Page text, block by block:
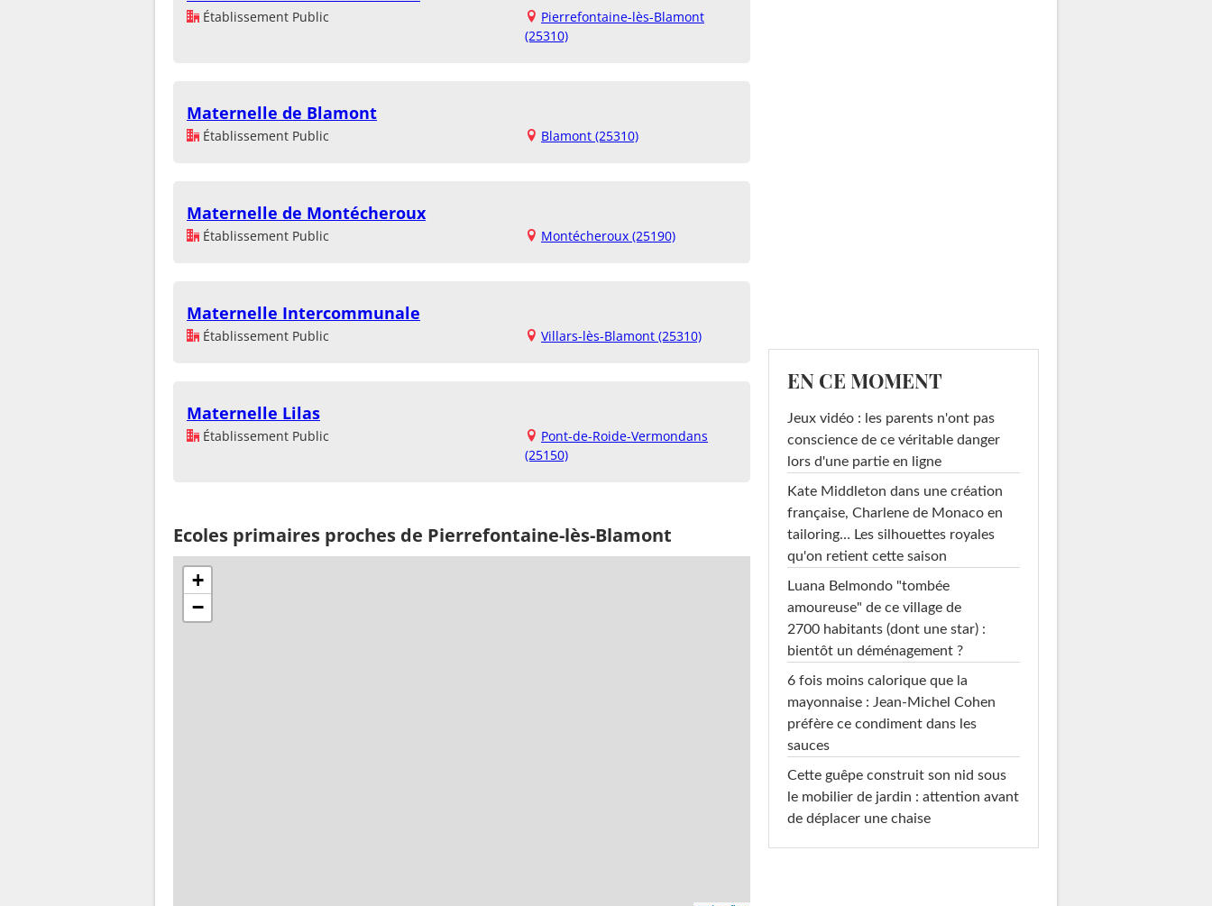
Établissement Public
Pierrefontaine-lès-Blamont
(25310)
Maternelle de Blamont
Établissement Public Blamont (25310)
Maternelle de Montécheroux
Établissement Public Montécheroux (25190)
Maternelle Intercommunale
Établissement Public Villars-lès-Blamont (25310)
Maternelle Lilas
Établissement Public
Pont-de-Roide-Vermondans
(25150)
Ecoles primaires proches de Pierrefontaine-lès-Blamont
+
−
EN CE MOMENT
Jeux vidéo : les parents n'ont pas
conscience de ce véritable danger
lors d'une partie en ligne
Kate Middleton dans une création
française, Charlene de Monaco en
tailoring… Les silhouettes royales
qu'on retient cette saison
Luana Belmondo "tombée
amoureuse" de ce village de
2700 habitants (dont une star) :
bientôt un déménagement ?
6 fois moins calorique que la
mayonnaise : Jean-Michel Cohen
préfère ce condiment dans les
sauces
Cette guêpe construit son nid sous
le mobilier de jardin : attention avant
de déplacer une chaise